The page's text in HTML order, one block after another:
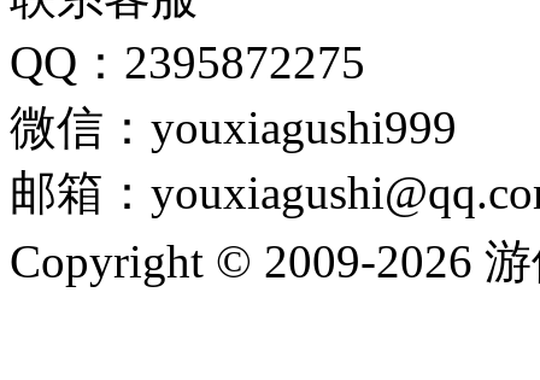
QQ：2395872275
微信：youxiagushi999
邮箱：
Copyright © 2009-2026